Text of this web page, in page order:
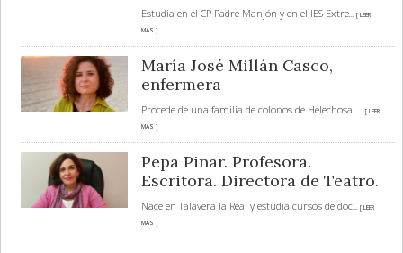
Estudia en el CP Padre Manjón y en el IES Extre... [ LEER
MÁS ]
María José Millán Casco,
enfermera
Procede de una familia de colonos de Helechosa. ... [ LEER
MÁS ]
Pepa Pinar. Profesora.
Escritora. Directora de Teatro.
Nace en Talavera la Real y estudia cursos de doc... [ LEER
MÁS ]